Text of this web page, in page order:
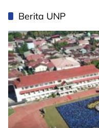
Berita UNP